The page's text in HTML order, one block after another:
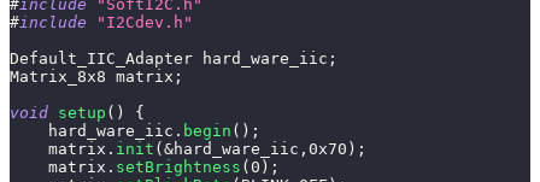
#include
"SoftI2C.h"
#include
"I2Cdev.h"
Default_IIC_Adapter hard_ware_iic ;
Matrix_8x8 matrix ;
void setup ( )
{
    hard_ware_iic
. begin ( ) ;
    matrix
. init ( &hard_ware_iic , 0x70 ) ;
    matrix
. setBrightness ( 0 ) ;